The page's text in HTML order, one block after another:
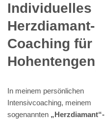
Individuelles
Herzdiamant-
Coaching für
Hohentengen
In meinem persönlichen
Intensivcoaching, meinem
sogenannten „Herzdiamant“-